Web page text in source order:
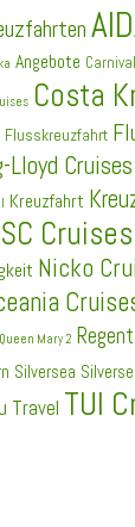
Angebote
Costa
Flusskreuzfahrt
Lloyd Cruises
Kreuzfahrt
Cruises
Nicko
Queen Mary 2
Silversea
Travel TUI